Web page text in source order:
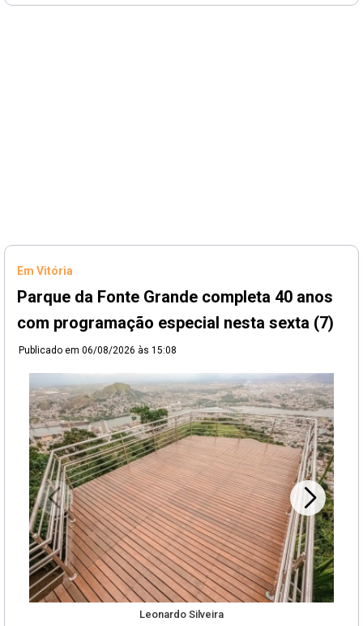
Em Vitória
Parque da Fonte Grande completa 40 anos
com programação especial nesta sexta (7)
Publicado em 06/08/2026 às 15:08
Leonardo Silveira